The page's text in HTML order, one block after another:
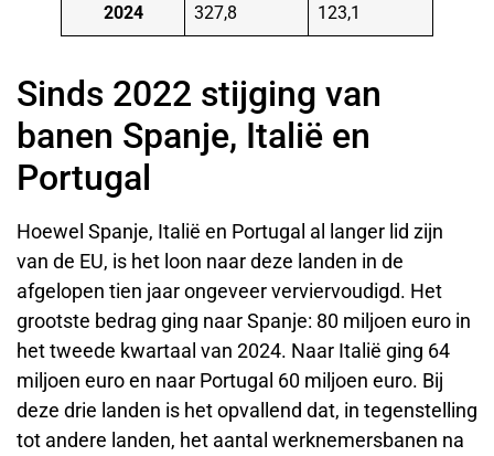
2024 327,8 123,1
Sinds 2022 stijging van
banen Spanje, Italië en
Portugal
Hoewel Spanje, Italië en Portugal al langer lid zijn
van de EU, is het loon naar deze landen in de
afgelopen tien jaar ongeveer verviervoudigd. Het
grootste bedrag ging naar Spanje: 80 miljoen euro in
het tweede kwartaal van 2024. Naar Italië ging 64
miljoen euro en naar Portugal 60 miljoen euro. Bij
deze drie landen is het opvallend dat, in tegenstelling
tot andere landen, het aantal werknemersbanen na